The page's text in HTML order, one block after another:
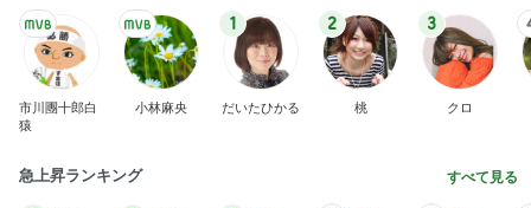
市川團十郎白
猿
小林麻央
1
だいたひかる
2
桃
3
クロ
急上昇ランキング すべて見る